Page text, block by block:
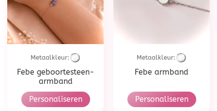
Metaalkleur:
Febe geboortesteen-
armband
Personaliseren
Metaalkleur:
Febe armband
Personaliseren